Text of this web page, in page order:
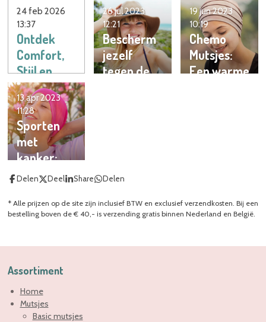
Ontdek
Comfort,
Stijl en
Betaalbaar
heid met
Chemo
Mutsjes
van
nl
24 feb 2026
13:37
Bescherm
jezelf
tegen de
26 jul 2023
12:21
Chemo
Mutsjes:
Een warme
19 jun 2023
10:19
Sporten
met
kanker:
wat moet
13 apr 2023
11:28
Delen Deel Share Delen
* Alle prijzen op de site zijn inclusief BTW en exclusief verzendkosten. Bij een
bestelling boven de € 40,- is verzending gratis binnen Nederland en België.
Assortiment
Home
Mutsjes
Basic mutsjes